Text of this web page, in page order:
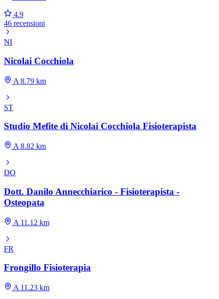
4.9
46 recensioni
NI
Nicolai Cocchiola
A 8.79 km
ST
Studio Mefite di Nicolai Cocchiola Fisioterapista
A 8.82 km
DO
Dott. Danilo Annecchiarico - Fisioterapista -
Osteopata
A 11.12 km
FR
Frongillo Fisioterapia
A 11.23 km